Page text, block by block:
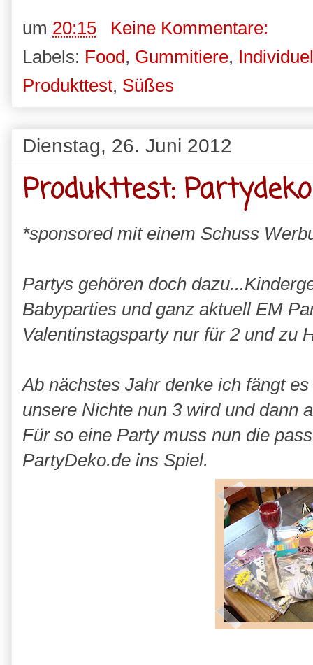
um 20:15
Keine Kommentare:
Labels: Food, Gummitiere,
Produkttest, Süßes
Dienstag, 26. Juni 2012
Produkttest: Partydeko
*sponsored mit einem Schuss
Partys gehören doch
Babyparties und ganz aktuell EM
Valentinstagsparty nur für 2 und zu
Ab nächstes Jahr denke ich fängt
unsere Nichte nun 3 wird und dann
Für so eine Party muss nun die
PartyDeko.de ins Spiel.